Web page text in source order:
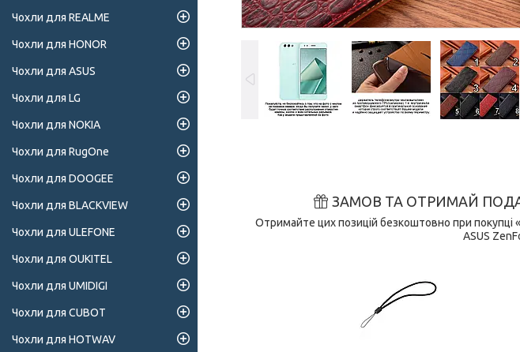
ЗАМОВ ТА ОТРИМАЙ
Отримайте цих позицій безкоштовно при покупці
ASUS
Чохли для REALME
Чохли для HONOR
Чохли для ASUS
Чохли для LG
Чохли для NOKIA
Чохли для RugOne
Чохли для DOOGEE
Чохли для BLACKVIEW
Чохли для ULEFONE
Чохли для OUKITEL
Чохли для UMIDIGI
Чохли для CUBOT
Чохли для HOTWAV